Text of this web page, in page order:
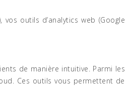
outils d’analytics web (Google
de manière intuitive. Parmi les
Ces outils vous permettent de